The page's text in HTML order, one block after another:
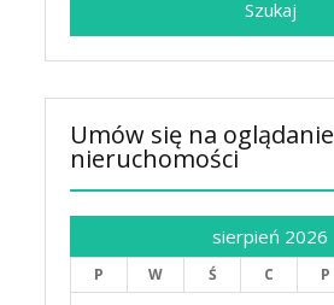
Umów się na oglądanie
nieruchomości
sierpień 2026
P W Ś C P